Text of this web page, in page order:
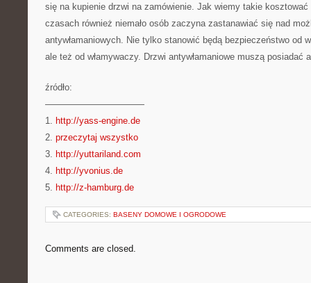
się na kupienie drzwi na zamówienie. Jak wiemy takie
czasach również niemało osób zaczyna zastanawiać się nad
antywłamaniowych. Nie tylko stanowić będą bezpieczeństwo od
ale też od włamywaczy. Drzwi antywłamaniowe muszą posiadać
źródło:
———————————
1. http://yass-engine.de
2. przeczytaj wszystko
3. http://yuttariland.com
4. http://yvonius.de
5. http://z-hamburg.de
CATEGORIES: BASENY DOMOWE I OGRODOWE
Comments are closed.